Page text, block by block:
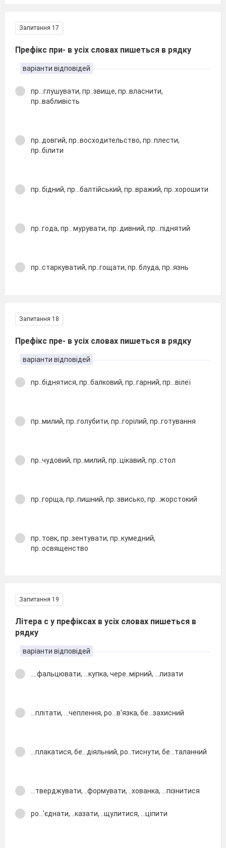
Запитання 17
Префікс при- в усіх словах пишеться в рядку
варіанти відповідей
пр...глушувати, пр..звище, пр..власнити,
пр..вабливість
пр..довгий, пр..восходительство, пр..плести,
пр..білити
пр..бідний, пр...балтійський, пр..вражий, пр..хорошити
пр..года, пр.. мурувати, пр..дивний, пр...піднятий
пр..старкуватий, пр..гощати, пр..блуда, пр..язнь
Запитання 18
Префікс пре- в усіх словах пишеться в рядку
варіанти відповідей
пр..біднятися, пр..балковий, пр..гарний, пр...вілеї
пр..милий, пр..голубити, пр..горілий, пр..готування
пр..чудовий, пр..милий, пр..цікавий, пр..стол
пр..горща, пр..пишний, пр..звисько, пр...жорстокий
пр..товк, пр..зентувати, пр..кумедний,
пр..освященство
Запитання 19
Літера с у префіксах в усіх словах пишеться в
рядку
варіанти відповідей
....фальцювати, ...купка, чере..мірний, ...лизати
...плітати, ...чеплення, ро...в'язка, бе...захисний
...плакатися, бе...діяльний, ро..тиснути, бе...таланний
...тверджувати, ..формувати, ..хованка, ...пізнитися
ро...'єднати, ..казати, ..щулитися, ...ціпити